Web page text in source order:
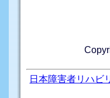
日本障害者リハビ